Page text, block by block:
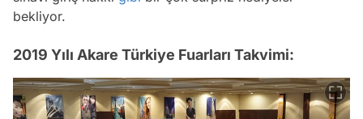
bekliyor.
2019 Yılı Akare Türkiye Fuarları Takvimi: